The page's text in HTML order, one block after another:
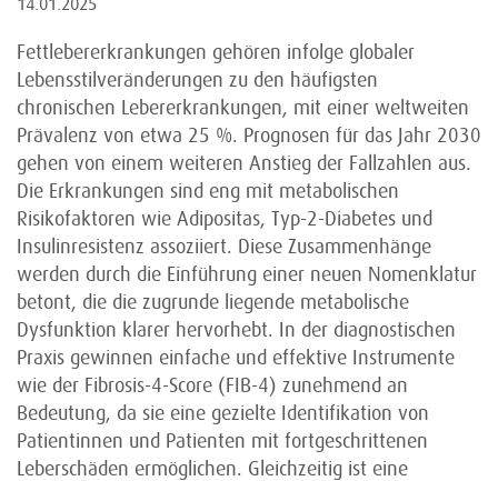
14.01.2025
Fettlebererkrankungen gehören infolge globaler
Lebensstilveränderungen zu den häufigsten
chronischen Lebererkrankungen, mit einer weltweiten
Prävalenz von etwa 25 %. Prognosen für das Jahr 2030
gehen von einem weiteren Anstieg der Fallzahlen aus.
Die Erkrankungen sind eng mit metabolischen
Risikofaktoren wie Adipositas, Typ-2-Diabetes und
Insulinresistenz assoziiert. Diese Zusammenhänge
werden durch die Einführung einer neuen Nomenklatur
betont, die die zugrunde liegende metabolische
Dysfunktion klarer hervorhebt. In der diagnostischen
Praxis gewinnen einfache und effektive Instrumente
wie der Fibrosis-4-Score (FIB-4) zunehmend an
Bedeutung, da sie eine gezielte Identifikation von
Patientinnen und Patienten mit fortgeschrittenen
Leberschäden ermöglichen. Gleichzeitig ist eine